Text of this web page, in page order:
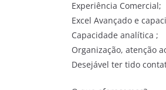
Experiência Comercial;
Excel Avançado e
Capacidade analítica ;
Organização, atenção
Desejável ter tido